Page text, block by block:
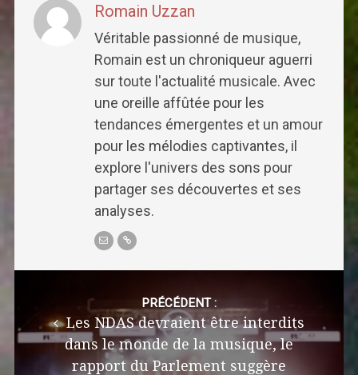
Romain Uzzan
Véritable passionné de musique,
Romain est un chroniqueur aguerri
sur toute l'actualité musicale. Avec
une oreille affûtée pour les
tendances émergentes et un amour
pour les mélodies captivantes, il
explore l'univers des sons pour
partager ses découvertes et ses
analyses.
PRÉCÉDENT :
Les NDAS devraient être interdits
dans le monde de la musique, le
rapport du Parlement suggère